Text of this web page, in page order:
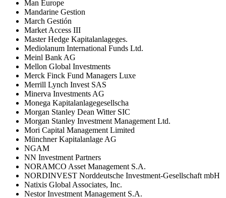
Man Europe
Mandarine Gestion
March Gestión
Market Access III
Master Hedge Kapitalanlageges.
Mediolanum International Funds Ltd.
Meinl Bank AG
Mellon Global Investments
Merck Finck Fund Managers Luxe
Merrill Lynch Invest SAS
Minerva Investments AG
Monega Kapitalanlagegesellscha
Morgan Stanley Dean Witter SIC
Morgan Stanley Investment Management Ltd.
Mori Capital Management Limited
Münchner Kapitalanlage AG
NGAM
NN Investment Partners
NORAMCO Asset Management S.A.
NORDINVEST Norddeutsche Investment-Gesellschaft mbH
Natixis Global Associates, Inc.
Nestor Investment Management S.A.